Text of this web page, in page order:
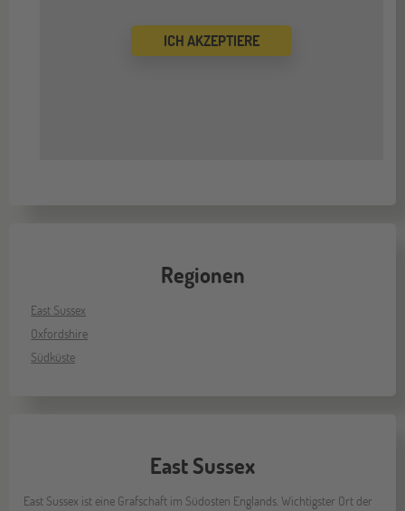
ICH AKZEPTIERE
Regionen
East Sussex
Oxfordshire
Südküste
East Sussex
East Sussex ist eine Grafschaft im Südosten Englands. Wichtigster Ort der